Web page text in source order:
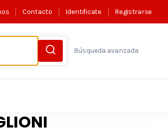
Contacto Identificate Registrarse
Búsqueda avanzada